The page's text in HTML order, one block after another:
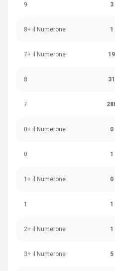
9 3
8+ il Numerone 1
7+ il Numerone 19
8 31
7
0+ il Numerone 0
0 1
1+ il Numerone 0
1 1
2+ il Numerone 1
3+ il Numerone 5